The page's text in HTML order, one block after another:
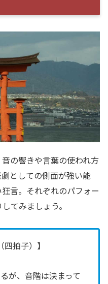
の響きや言葉の使われ方
としての側面が強い能
言。それぞれのパフォー
てみましょう。
拍子）】
が、音階は決まって